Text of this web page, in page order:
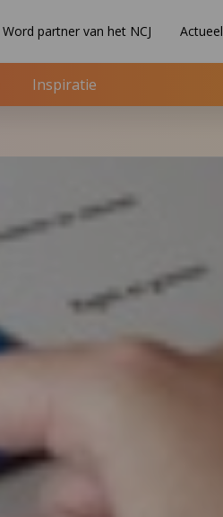
Word partner van het NCJ Actueel
Inspiratie